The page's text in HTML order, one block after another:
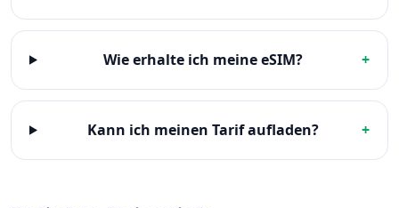
Wie erhalte ich meine eSIM? +
Kann ich meinen Tarif aufladen? +